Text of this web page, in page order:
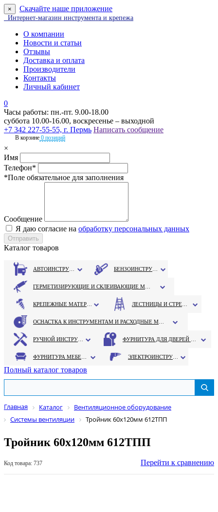
× Скачайте наше приложение
Интернет-магазин инструмента и крепежа
О компании
Новости и статьи
Отзывы
Доставка и оплата
Производители
Контакты
Личный кабинет
0
Часы работы: пн.-пт. 9.00-18.00
суббота 10.00-16.00, воскресенье – выходной
+7 342 227-55-55, г. Пермь Написать сообщение
В корзине 0 позиций
×
Имя
Телефон*
*Поле обязательное для заполнения
Сообщение
Я даю согласие на обработку персональных данных
Каталог товаров
Полный каталог товаров
Главная Каталог
Вентиляционное оборудование
Системы вентиляции
Тройник 60х120мм 612ТПП
Тройник 60х120мм 612ТПП
Код товара: 737 Перейти к сравнению